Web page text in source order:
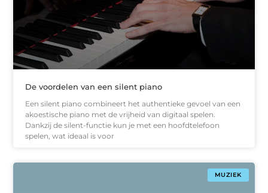
De voordelen van een silent piano
Een silent piano combineert het authentieke gevoel van een
akoestische piano met de vrijheid van digitaal spelen.
Dankzij de silent-functie kun je met een hoofdtelefoon
spelen, wat ideaal is voor
MUZIEK